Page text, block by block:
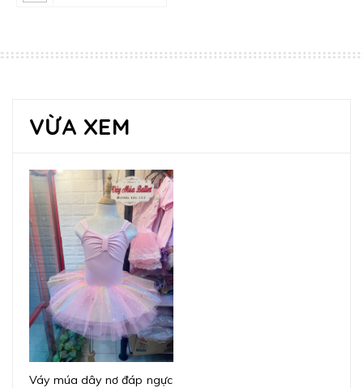
VỪA XEM
Váy múa dây nơ đáp ngực